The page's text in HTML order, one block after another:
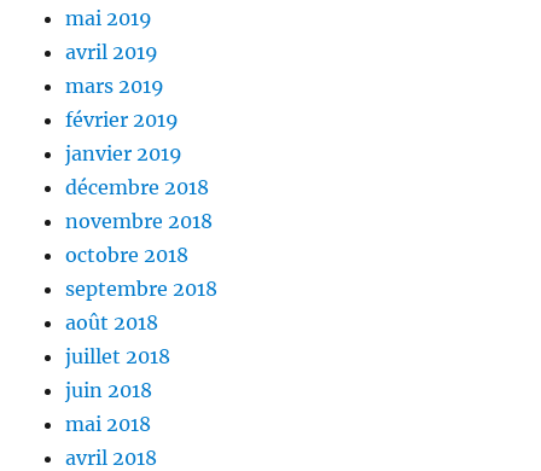
mai 2019
avril 2019
mars 2019
février 2019
janvier 2019
décembre 2018
novembre 2018
octobre 2018
septembre 2018
août 2018
juillet 2018
juin 2018
mai 2018
avril 2018